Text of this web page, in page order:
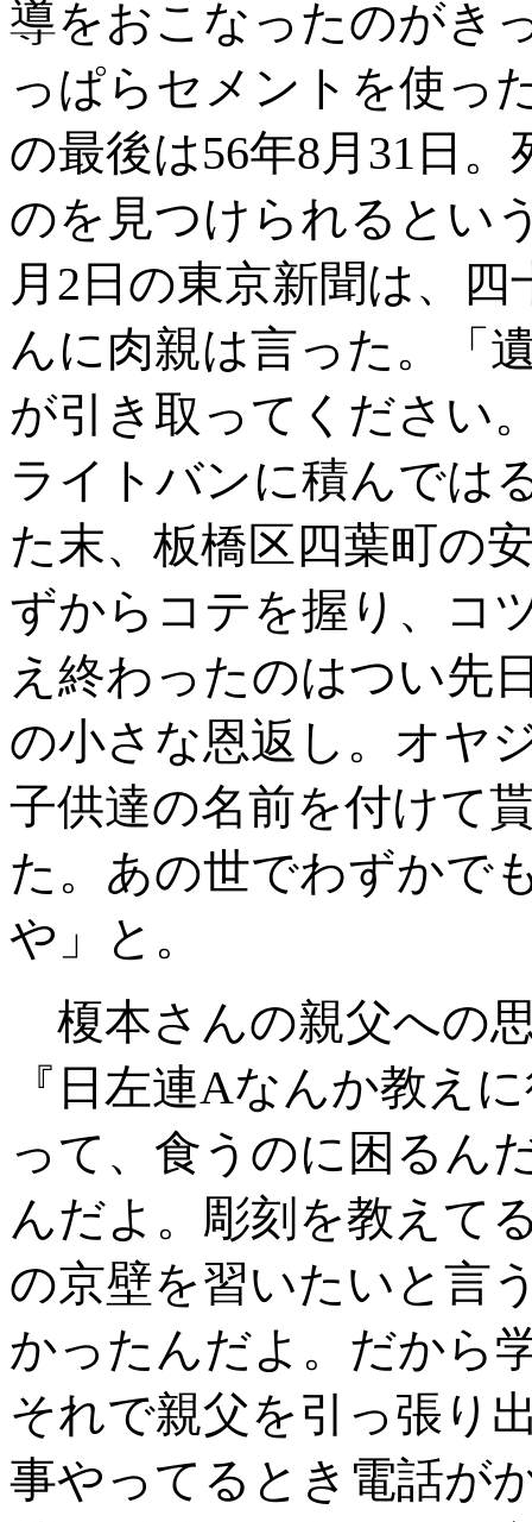
導をおこなったのがき
っぱらセメントを使っ
の最後は56年8月31日
のを見つけられるとい
月2日の東京新聞は、
んに肉親は言った。「
が引き取ってください
ライトバンに積んでは
た末、板橋区四葉町の
ずからコテを握り、コ
え終わったのはつい先
の小さな恩返し。オヤ
子供達の名前を付けて
た。あの世でわずかで
や」と。
榎本さんの親父への
『日左連Aなんか教え
って、食うのに困るん
んだよ。彫刻を教えて
の京壁を習いたいと言
かったんだよ。だから
それで親父を引っ張り
事やってるとき電話が